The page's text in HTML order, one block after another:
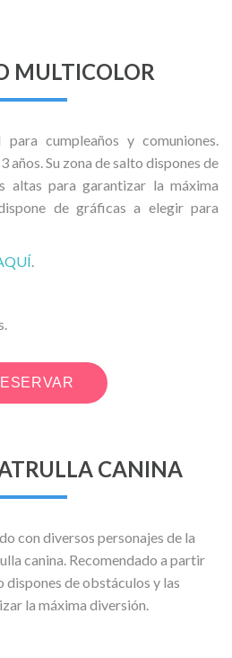
MULTICOLOR
cumpleaños y comuniones.
años. Su zona de salto dispones de
altas para garantizar la máxima
de gráficas a elegir para
.
CANINA
con diversos personajes de la
canina. Recomendado a partir
dispones de obstáculos y las
la máxima diversión.